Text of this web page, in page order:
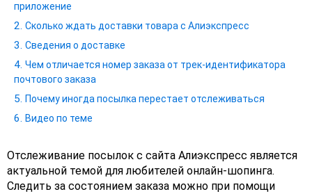
приложение
Сколько ждать доставки товара с Алиэкспресс
Сведения о доставке
Чем отличается номер заказа от трек-идентификатора
почтового заказа
Почему иногда посылка перестает отслеживаться
Видео по теме
Отслеживание посылок с сайта Алиэкспресс является
актуальной темой для любителей онлайн-шопинга.
Следить за состоянием заказа можно при помощи